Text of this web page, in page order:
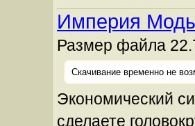
Империя
Размер файла
Скачивание временно не
Экономический
сделаете